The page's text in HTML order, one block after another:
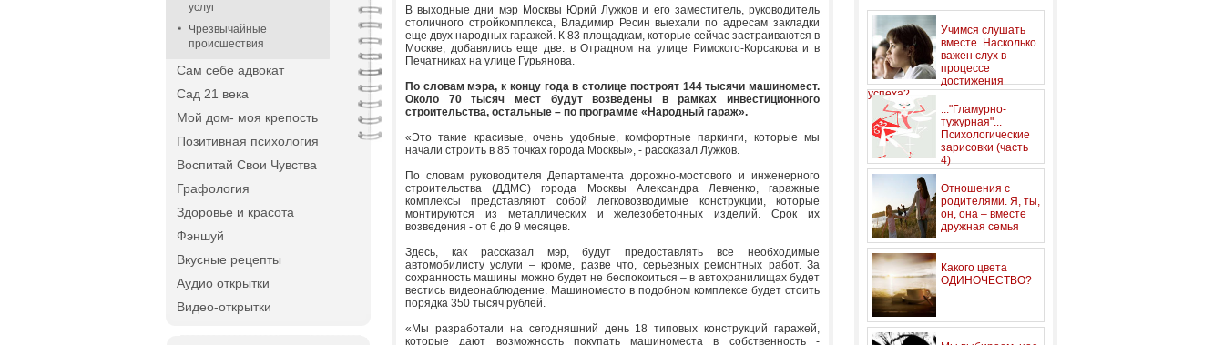
услуг
Чрезвычайные
происшествия
Сам себе адвокат
Сад 21 века
Мой дом- моя крепость
Позитивная психология
Воспитай Свои Чувства
Графология
Здоровье и красота
Фэншуй
Вкусные рецепты
Аудио открытки
Видео-открытки
В выходные дни мэр Москвы Юрий Лужков и его заместитель, руководитель
столичного стройкомплекса, Владимир Ресин выехали по адресам закладки
еще двух народных гаражей. К 83 площадкам, которые сейчас застраиваются в
Москве, добавились еще две: в Отрадном на улице Римского-Корсакова и в
Печатниках на улице Гурьянова.
По словам мэра, к концу года в столице построят 144 тысячи машиномест.
Около 70 тысяч мест будут возведены в рамках инвестиционного
строительства, остальные – по программе «Народный гараж».
«Это такие красивые, очень удобные, комфортные паркинги, которые мы
начали строить в 85 точках города Москвы», - рассказал Лужков.
По словам руководителя Департамента дорожно-мостового и инженерного
строительства (ДДМС) города Москвы Александра Левченко, гаражные
комплексы представляют собой легковозводимые конструкции, которые
монтируются из металлических и железобетонных изделий. Срок их
возведения - от 6 до 9 месяцев.
Здесь, как рассказал мэр, будут предоставлять все необходимые
автомобилисту услуги – кроме, разве что, серьезных ремонтных работ. За
сохранность машины можно будет не беспокоиться – в автохранилищах будет
вестись видеонаблюдение. Машиноместо в подобном комплексе будет стоить
порядка 350 тысяч рублей.
«Мы разработали на сегодняшний день 18 типовых конструкций гаражей,
которые дают возможность покупать машиноместа в собственность -
Учимся слушать
вместе. Насколько
важен слух в
процессе
достижения
успеха?
..."Гламурно-
тужурная"...
Психологические
зарисовки (часть
4)
Отношения с
родителями. Я, ты,
он, она – вместе
дружная семья
Какого цвета
ОДИНОЧЕСТВО?